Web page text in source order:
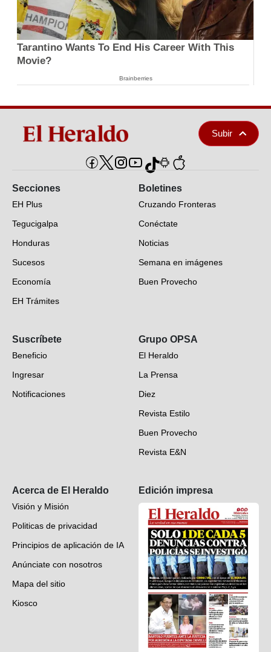
Tarantino Wants To End His Career With This
Movie?
Brainberries
Subir
Secciones
EH Plus
Tegucigalpa
Honduras
Sucesos
Economía
EH Trámites
EH Verifica
Fotogalerías
Deportes
Videos
Boletines
Cruzando Fronteras
Conéctate
Noticias
Semana en imágenes
Buen Provecho
Suscríbete
Beneficio
Ingresar
Notificaciones
Grupo OPSA
El Heraldo
La Prensa
Diez
Revista Estilo
Buen Provecho
Revista E&N
Acerca de El Heraldo
Visión y Misión
Politicas de privacidad
Principios de aplicación de IA
Anúnciate con nosotros
Mapa del sitio
Kiosco
Edición impresa